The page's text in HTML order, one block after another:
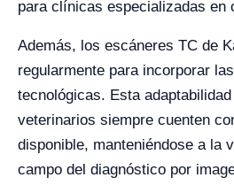
para clínicas especializadas en
Además, los escáneres TC de
regularmente para incorporar
tecnológicas. Esta
veterinarios siempre cuenten
disponible, manteniéndose a la
campo del diagnóstico por